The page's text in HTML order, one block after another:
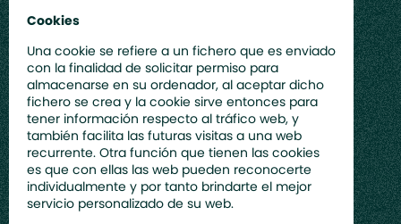
Cookies
Una cookie se refiere a un fichero que es enviado
con la finalidad de solicitar permiso para
almacenarse en su ordenador, al aceptar dicho
fichero se crea y la cookie sirve entonces para
tener información respecto al tráfico web, y
también facilita las futuras visitas a una web
recurrente. Otra función que tienen las cookies
es que con ellas las web pueden reconocerte
individualmente y por tanto brindarte el mejor
servicio personalizado de su web.